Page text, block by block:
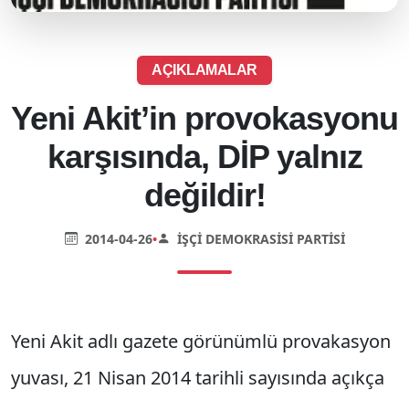
AÇIKLAMALAR
Yeni Akit’in provokasyonu
karşısında, DİP yalnız
değildir!
2014-04-26• İŞÇI DEMOKRASISI PARTISI
Yeni Akit adlı gazete görünümlü provakasyon
yuvası, 21 Nisan 2014 tarihli sayısında açıkça